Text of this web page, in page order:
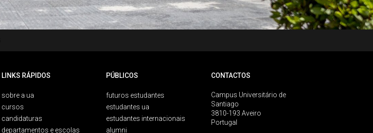
LINKS RÁPIDOS
sobre a ua
cursos
candidaturas
departamentos e escolas
PÚBLICOS
futuros estudantes
estudantes ua
estudantes internacionais
alumni
CONTACTOS
Campus Universitário de
Santiago
3810-193 Aveiro
Portugal